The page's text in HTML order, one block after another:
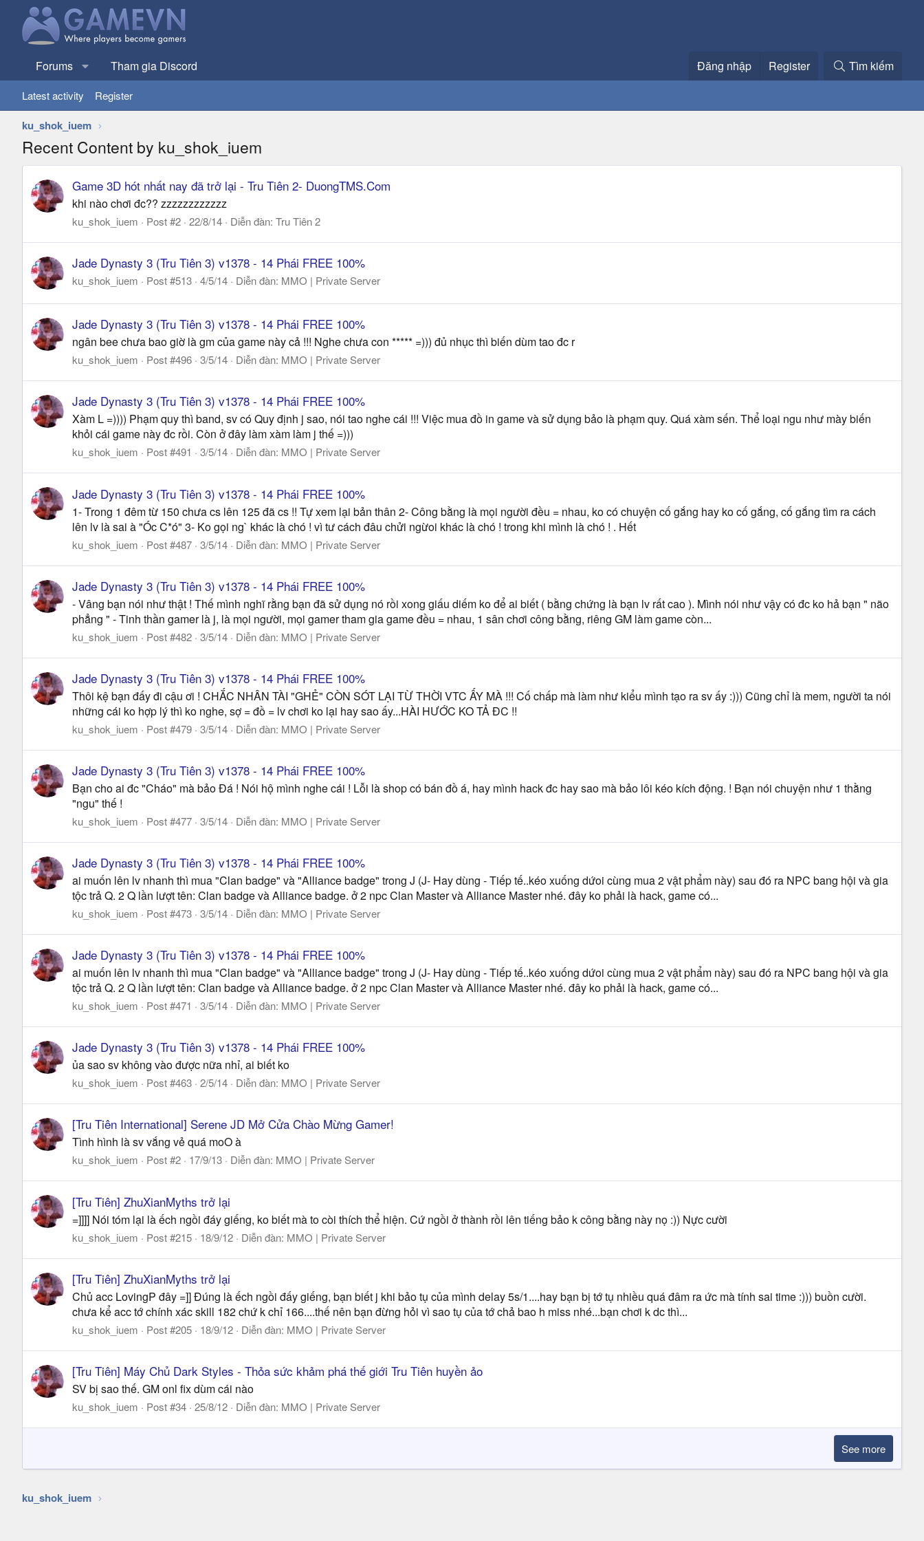
Forums Tham gia Discord Đăng nhập Register Tìm kiếm
Latest activity Register
ku_shok_iuem
Recent Content by ku_shok_iuem
Game 3D hót nhất nay đã trở lại - Tru Tiên 2- DuongTMS.Com
khi nào chơi đc?? zzzzzzzzzzzz
ku_shok_iuem Post #2 22/8/14 Diễn đàn: Tru Tiên 2
Jade Dynasty 3 (Tru Tiên 3) v1378 - 14 Phái FREE 100%
ku_shok_iuem Post #513 4/5/14 Diễn đàn: MMO | Private Server
Jade Dynasty 3 (Tru Tiên 3) v1378 - 14 Phái FREE 100%
ngân bee chưa bao giờ là gm của game này cả !!! Nghe chưa con ***** =))) đủ nhục thì biến dùm tao đc r
ku_shok_iuem Post #496 3/5/14 Diễn đàn: MMO | Private Server
Jade Dynasty 3 (Tru Tiên 3) v1378 - 14 Phái FREE 100%
Xàm L =)))) Phạm quy thì band, sv có Quy định j sao, nói tao nghe cái !!! Việc mua đồ in game và sử dụng bảo là phạm quy. Quá xàm sến. Thể loại ngu như mày biến
khỏi cái game này đc rồi. Còn ở đây làm xàm làm j thế =)))
ku_shok_iuem Post #491 3/5/14 Diễn đàn: MMO | Private Server
Jade Dynasty 3 (Tru Tiên 3) v1378 - 14 Phái FREE 100%
1- Trong 1 đêm từ 150 chưa cs lên 125 đã cs !! Tự xem lại bản thân 2- Công bằng là mọi người đều = nhau, ko có chuyện cố gắng hay ko cố gắng, cố gắng tìm ra cách
lên lv là sai à "Óc C*ó" 3- Ko gọi ng` khác là chó ! vì tư cách đâu chửi ngừoi khác là chó ! trong khi mình là chó ! . Hết
ku_shok_iuem Post #487 3/5/14 Diễn đàn: MMO | Private Server
Jade Dynasty 3 (Tru Tiên 3) v1378 - 14 Phái FREE 100%
- Vâng bạn nói như thật ! Thế mình nghĩ rằng bạn đã sử dụng nó rồi xong giấu diếm ko để ai biết ( bằng chứng là bạn lv rất cao ). Mình nói như vậy có đc ko hả bạn " não
phẳng " - Tinh thần gamer là j, là mọi người, mọi gamer tham gia game đều = nhau, 1 sân chơi công bằng, riêng GM làm game còn...
ku_shok_iuem Post #482 3/5/14 Diễn đàn: MMO | Private Server
Jade Dynasty 3 (Tru Tiên 3) v1378 - 14 Phái FREE 100%
Thôi kệ bạn đấy đi cậu ơi ! CHẮC NHÂN TÀI "GHẺ" CÒN SÓT LẠI TỪ THỜI VTC ẤY MÀ !!! Cố chấp mà làm như kiểu mình tạo ra sv ấy :))) Cũng chỉ là mem, người ta nói
những cái ko hợp lý thì ko nghe, sợ = đồ = lv chơi ko lại hay sao ấy...HÀI HƯỚC KO TẢ ĐC !!
ku_shok_iuem Post #479 3/5/14 Diễn đàn: MMO | Private Server
Jade Dynasty 3 (Tru Tiên 3) v1378 - 14 Phái FREE 100%
Bạn cho ai đc "Cháo" mà bảo Đá ! Nói hộ mình nghe cái ! Lỗi là shop có bán đồ á, hay mình hack đc hay sao mà bảo lôi kéo kích động. ! Bạn nói chuyện như 1 thằng
"ngu" thế !
ku_shok_iuem Post #477 3/5/14 Diễn đàn: MMO | Private Server
Jade Dynasty 3 (Tru Tiên 3) v1378 - 14 Phái FREE 100%
ai muốn lên lv nhanh thì mua "Clan badge" và "Alliance badge" trong J (J- Hay dùng - Tiếp tế..kéo xuống dứoi cùng mua 2 vật phẩm này) sau đó ra NPC bang hội và gia
tộc trả Q. 2 Q lần lượt tên: Clan badge và Alliance badge. ở 2 npc Clan Master và Alliance Master nhé. đây ko phải là hack, game có...
ku_shok_iuem Post #473 3/5/14 Diễn đàn: MMO | Private Server
Jade Dynasty 3 (Tru Tiên 3) v1378 - 14 Phái FREE 100%
ai muốn lên lv nhanh thì mua "Clan badge" và "Alliance badge" trong J (J- Hay dùng - Tiếp tế..kéo xuống dứoi cùng mua 2 vật phẩm này) sau đó ra NPC bang hội và gia
tộc trả Q. 2 Q lần lượt tên: Clan badge và Alliance badge. ở 2 npc Clan Master và Alliance Master nhé. đây ko phải là hack, game có...
ku_shok_iuem Post #471 3/5/14 Diễn đàn: MMO | Private Server
Jade Dynasty 3 (Tru Tiên 3) v1378 - 14 Phái FREE 100%
ủa sao sv không vào được nữa nhỉ, ai biết ko
ku_shok_iuem Post #463 2/5/14 Diễn đàn: MMO | Private Server
[Tru Tiên International] Serene JD Mở Cửa Chào Mừng Gamer!
Tình hình là sv vắng vẻ quá moO à
ku_shok_iuem Post #2 17/9/13 Diễn đàn: MMO | Private Server
[Tru Tiên] ZhuXianMyths trở lại
=]]]] Nói tóm lại là ếch ngồi đáy giếng, ko biết mà to còi thích thể hiện. Cứ ngồi ở thành rồi lên tiếng bảo k công bằng này nọ :)) Nực cười
ku_shok_iuem Post #215 18/9/12 Diễn đàn: MMO | Private Server
[Tru Tiên] ZhuXianMyths trở lại
Chủ acc LovingP đây =]] Đúng là ếch ngồi đấy giếng, bạn biết j khi bảo tụ của mình delay 5s/1....hay bạn bị tớ tụ nhiều quá đâm ra ức mà tính sai time :))) buồn cười.
chưa kể acc tớ chính xác skill 182 chứ k chỉ 166....thế nên bạn đừng hỏi vì sao tụ của tớ chả bao h miss nhé...bạn chơi k dc thì...
ku_shok_iuem Post #205 18/9/12 Diễn đàn: MMO | Private Server
[Tru Tiên] Máy Chủ Dark Styles - Thỏa sức khảm phá thế giới Tru Tiên huyền ảo
SV bị sao thế. GM onl fix dùm cái nào
ku_shok_iuem Post #34 25/8/12 Diễn đàn: MMO | Private Server
See more
ku_shok_iuem